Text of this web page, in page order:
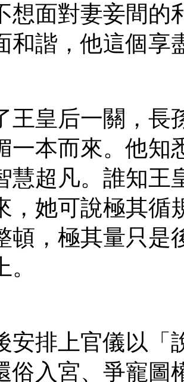
想面對妻妾間的
和諧，他這個享
王皇后一關，長
一本而來。他知
慧超凡。誰知王
，她可說極其循
頓，極其量只是
安排上官儀以「
俗入宮、爭寵圖